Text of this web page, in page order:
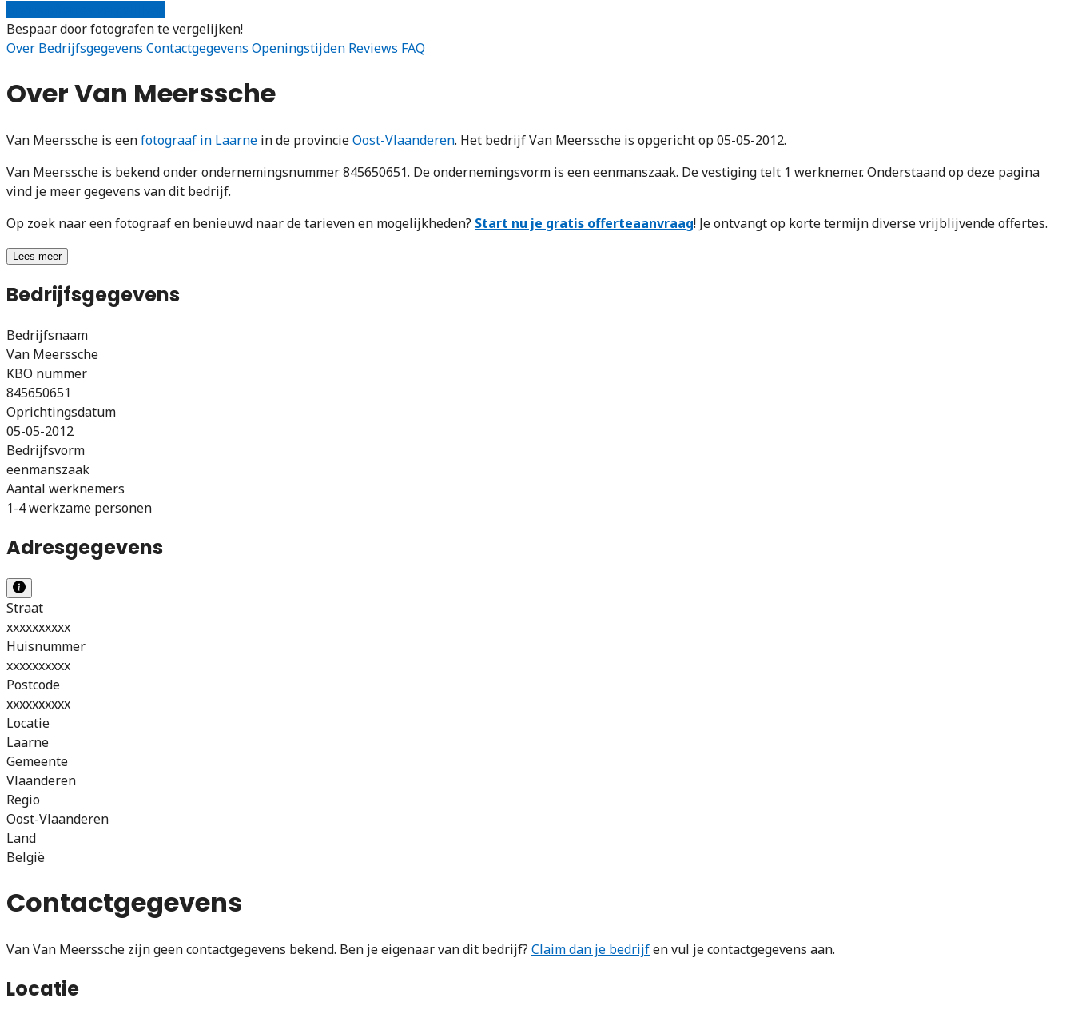
Bespaar door fotografen te vergelijken!
Over Bedrijfsgegevens Contactgegevens Openingstijden Reviews FAQ
Over Van Meerssche
Van Meerssche is eenfotograaf in Laarne in de provincieOost-Vlaanderen. Het bedrijf Van Meerssche is opgericht op 05-05-2012.
Van Meerssche is bekend onder ondernemingsnummer 845650651. De ondernemingsvorm is een eenmanszaak. De vestiging telt 1 werknemer. Onderstaand op deze pagina
vind je meer gegevens van dit bedrijf.
Op zoek naar een fotograaf en benieuwd naar de tarieven en mogelijkheden? Start nu je gratis offerteaanvraag! Je ontvangt op korte termijn diverse vrijblijvende offertes.
Lees meer
Bedrijfsgegevens
Bedrijfsnaam
Van Meerssche
KBO nummer
845650651
Oprichtingsdatum
05-05-2012
Bedrijfsvorm
eenmanszaak
Aantal werknemers
1-4 werkzame personen
Adresgegevens
Straat
xxxxxxxxxx
Huisnummer
xxxxxxxxxx
Postcode
xxxxxxxxxx
Locatie
Laarne
Gemeente
Vlaanderen
Regio
Oost-Vlaanderen
Land
België
Contactgegevens
Van Van Meerssche zijn geen contactgegevens bekend. Ben je eigenaar van dit bedrijf? Claim dan je bedrijfen vul je contactgegevens aan.
Locatie